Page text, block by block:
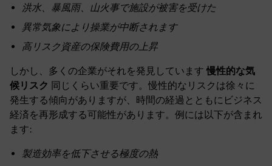
洪水、暴風雨、山火事で施設が被害を受けた
異常気象により操業が中断されます
高リスク資産の保険費用の上昇
しかし、多くの企業がそれを発見しています慢性的な気
候リスク 同じくらい重要です。慢性的なリスクは徐々に
発生する傾向がありますが、時間の経過とともにビジネス
経済を再形成する可能性があります。例には以下が含まれ
ます:
製造効率を低下させる極度の熱